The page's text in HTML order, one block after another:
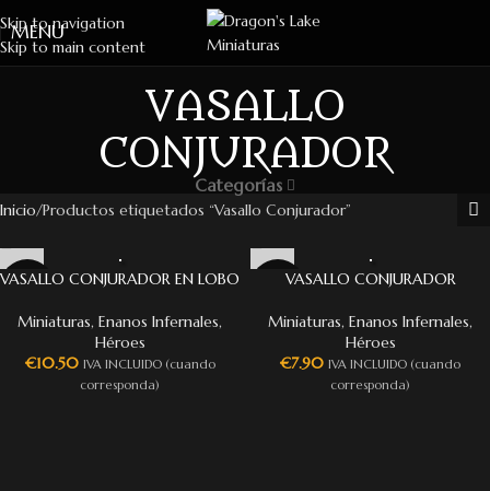
Skip to navigation
Skip to main content
MENU
VASALLO
CONJURADOR
Categorías
Inicio Productos etiquetados “Vasallo Conjurador”
VASALLO CONJURADOR EN LOBO
Miniaturas, Enanos Infernales,
Héroes
€10.50 IVA INCLUIDO (cuando
corresponda)
VASALLO CONJURADOR
Miniaturas, Enanos Infernales,
Héroes
€7.90 IVA INCLUIDO (cuando
corresponda)